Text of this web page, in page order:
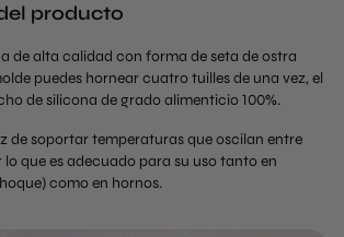
producto
de alta calidad con forma de seta de ostra
puedes hornear cuatro tuilles de una vez, el
de silicona de grado alimenticio 100%.
de soportar temperaturas que oscilan entre
lo que es adecuado para su uso tanto en
como en hornos.